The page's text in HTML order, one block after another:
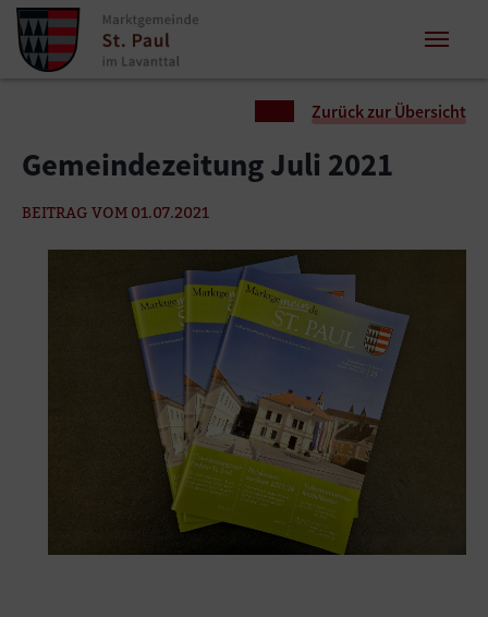
Zum Inhalt springen
Zum Seitenende springen
Zurück zur Übersicht
Gemeindezeitung Juli 2021
BEITRAG VOM 01.07.2021